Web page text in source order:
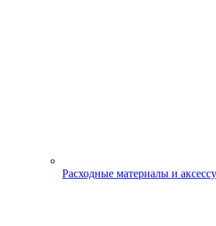
Расходные материалы и